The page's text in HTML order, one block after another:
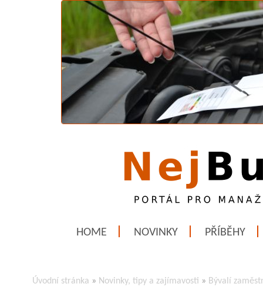
HOME NOVINKY PŘÍBĚHY
Úvodní stránka » Novinky, tipy a zajímavosti » Bývalí